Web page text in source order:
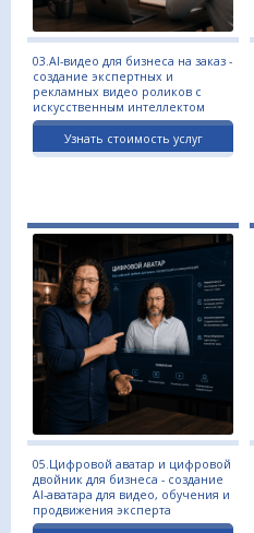
03.AI-видео для бизнеса на заказ -
создание экспертных и
рекламных видео роликов с
искусственным интеллектом
Узнать стоимость услуг
05.Цифровой аватар и цифровой
двойник для бизнеса - создание
AI-аватара для видео, обучения и
продвижения эксперта